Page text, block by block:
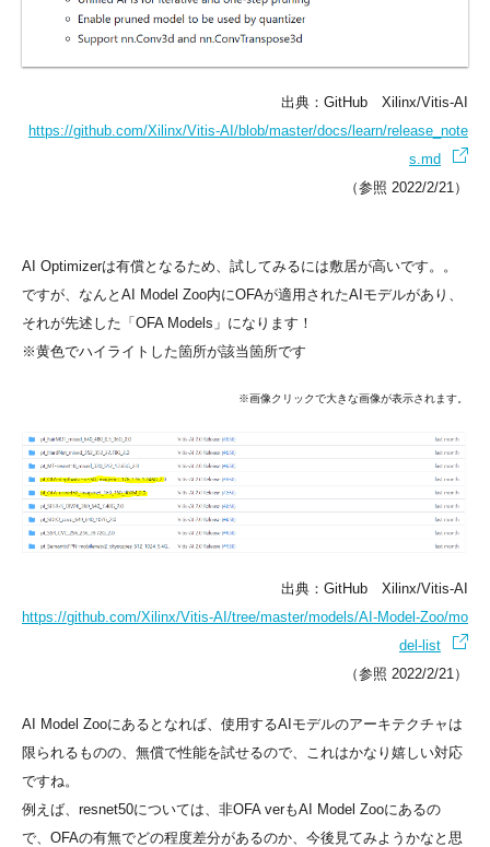
出典：GitHub Xilinx/Vitis-AI
https://github.com/Xilinx/Vitis-AI/blob/master/docs/learn/release_note
s.md
（参照 2022/2/21）
AI Optimizerは有償となるため、試してみるには敷居が高いです。。
ですが、なんとAI Model Zoo内にOFAが適用されたAIモデルがあり、
それが先述した「OFA Models」になります！
※黄色でハイライトした箇所が該当箇所です
※画像クリックで大きな画像が表示されます。
出典：GitHub Xilinx/Vitis-AI
https://github.com/Xilinx/Vitis-AI/tree/master/models/AI-Model-Zoo/mo
del-list
（参照 2022/2/21）
AI Model Zooにあるとなれば、使用するAIモデルのアーキテクチャは
限られるものの、無償で性能を試せるので、これはかなり嬉しい対応
ですね。
例えば、resnet50については、非OFA verもAI Model Zooにあるの
で、OFAの有無でどの程度差分があるのか、今後見てみようかなと思